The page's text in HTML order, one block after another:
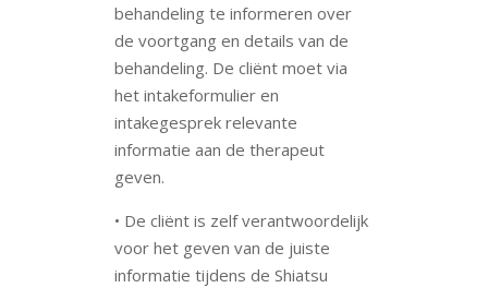
behandeling te informeren over
de voortgang en details van de
behandeling. De cliënt moet via
het intakeformulier en
intakegesprek relevante
informatie aan de therapeut
geven.
• De cliënt is zelf verantwoordelijk
voor het geven van de juiste
informatie tijdens de Shiatsu